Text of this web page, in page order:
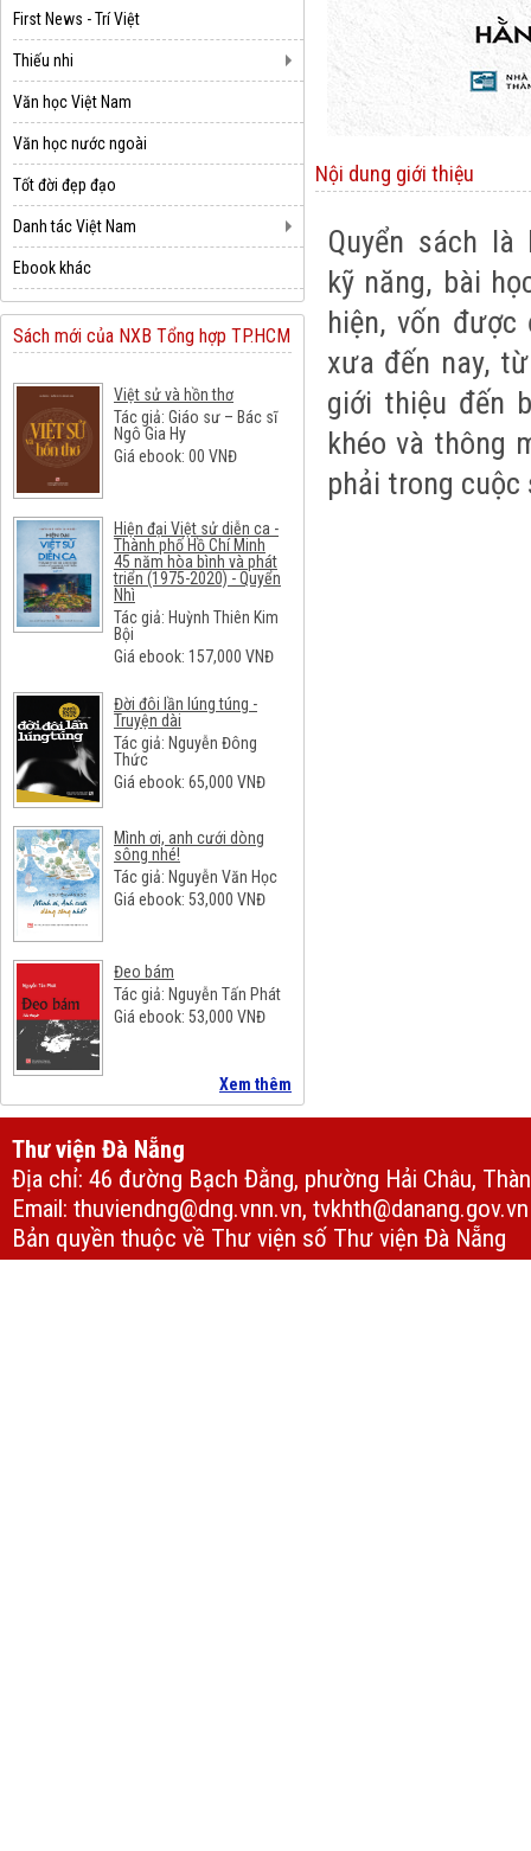
First News - Trí Việt
Thiếu nhi
Văn học Việt Nam
Văn học nước ngoài
Tốt đời đẹp đạo
Danh tác Việt Nam
Ebook khác
Sách mới của NXB Tổng hợp TP.HCM
Việt sử và hồn thơ
Tác giả: Giáo sư – Bác sĩ
Ngô Gia Hy
Giá ebook: 00 VNĐ
Hiện đại Việt sử diễn ca -
Thành phố Hồ Chí Minh
45 năm hòa bình và phát
triển (1975-2020) - Quyển
Nhì
Tác giả: Huỳnh Thiên Kim
Bội
Giá ebook: 157,000 VNĐ
Đời đôi lần lúng túng -
Truyện dài
Tác giả: Nguyễn Đông
Thức
Giá ebook: 65,000 VNĐ
Mình ơi, anh cưới dòng
sông nhé!
Tác giả: Nguyễn Văn Học
Giá ebook: 53,000 VNĐ
Đeo bám
Tác giả: Nguyễn Tấn Phát
Giá ebook: 53,000 VNĐ
Xem thêm
Nội dung giới thiệu
Quyển sách
kỹ năng, bài
hiện, vốn
xưa đến nay,
giới thiệu đến
khéo và thông
phải trong cuộc
Thư viện Đà Nẵng
Địa chỉ: 46 đường Bạch Đằng, phường Hải Châu,
Email: thuviendng@dng.vnn.vn, tvkhth@danang.gov.vn
Bản quyền thuộc về Thư viện số Thư viện Đà Nẵng